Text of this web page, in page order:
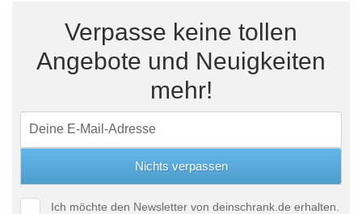
Verpasse keine tollen
Angebote und Neuigkeiten
mehr!
Ich möchte den Newsletter von deinschrank.de erhalten.